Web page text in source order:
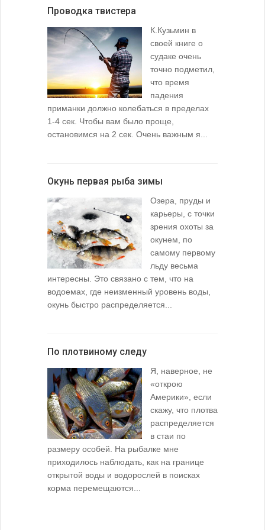
Проводка твистера
К.Кузьмин в
своей книге о
судаке очень
точно подметил,
что время
падения
приманки должно колебаться в пределах
1-4 сек. Чтобы вам было проще,
остановимся на 2 сек. Очень важным я...
Окунь первая рыба зимы
Озера, пруды и
карьеры, с точки
зрения охоты за
окунем, по
самому первому
льду весьма
интересны. Это связано с тем, что на
водоемах, где неизменный уровень воды,
окунь быстро распределяется...
По плотвиному следу
Я, наверное, не
«открою
Америки», если
скажу, что плотва
распределяется
в стаи по
размеру особей. На рыбалке мне
приходилось наблюдать, как на границе
открытой воды и водорослей в поисках
корма перемещаются...